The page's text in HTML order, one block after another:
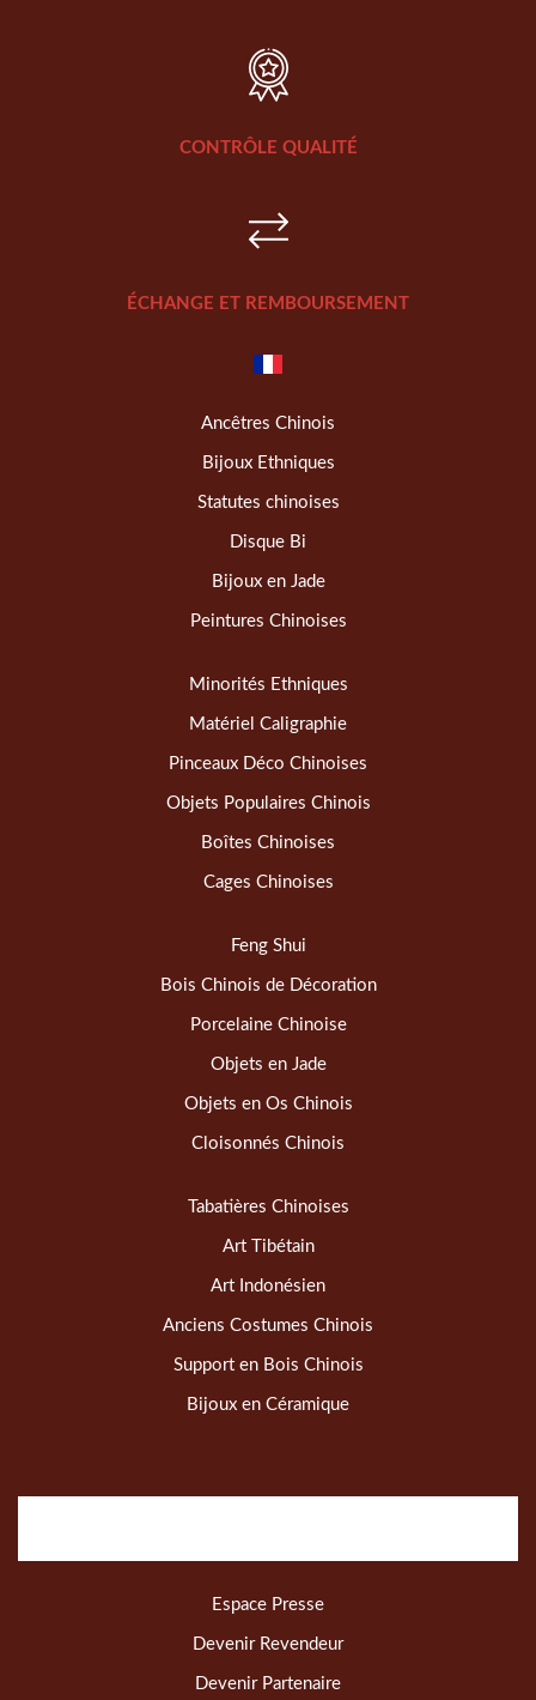
CONTRÔLE QUALITÉ
ÉCHANGE ET REMBOURSEMENT
Ancêtres Chinois
Bijoux Ethniques
Statutes chinoises
Disque Bi
Bijoux en Jade
Peintures Chinoises
Minorités Ethniques
Matériel Caligraphie
Pinceaux Déco Chinoises
Objets Populaires Chinois
Boîtes Chinoises
Cages Chinoises
Feng Shui
Bois Chinois de Décoration
Porcelaine Chinoise
Objets en Jade
Objets en Os Chinois
Cloisonnés Chinois
Tabatières Chinoises
Art Tibétain
Art Indonésien
Anciens Costumes Chinois
Support en Bois Chinois
Bijoux en Céramique
Espace Presse
Devenir Revendeur
Devenir Partenaire